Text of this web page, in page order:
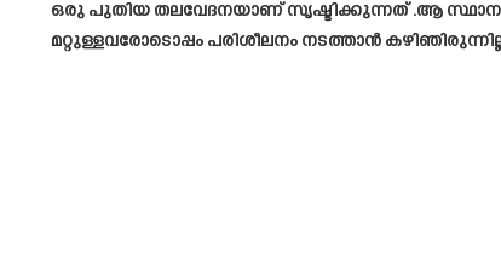
ഒരു പുതിയ തലവേദനയാണ് സൃഷ്ടിക്കുന്നത് .ആ സ്ഥാനം
മറ്റുള്ളവരോടൊപ്പം പരിശീലനം നടത്താൻ